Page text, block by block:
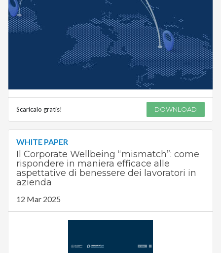
Scaricalo gratis! DOWNLOAD
WHITE PAPER
Il Corporate Wellbeing “mismatch”: come
rispondere in maniera efficace alle
aspettative di benessere dei lavoratori in
azienda
12 Mar 2025